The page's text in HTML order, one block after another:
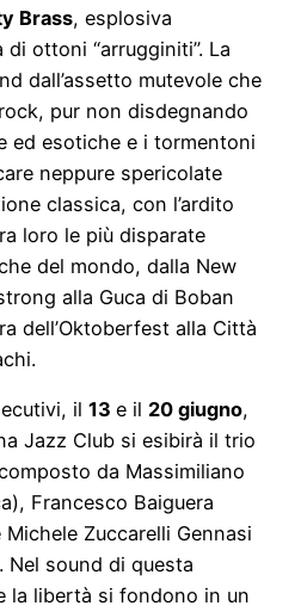
Brass, esplosiva
ottoni “arrugginiti”. La
dall’assetto mutevole che
pur non disdegnando
ed esotiche e i tormentoni
neppure spericolate
classica, con l’ardito
loro le più disparate
del mondo, dalla New
alla Guca di Boban
dell’Oktoberfest alla Città
il 13 e il 20 giugno,
Jazz Club si esibirà il trio
da Massimiliano
Francesco Baiguera
Zuccarelli Gennasi
sound di questa
la libertà si fondono in un